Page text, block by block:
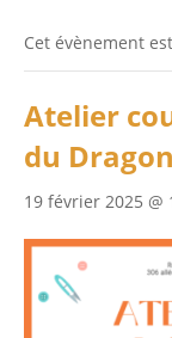
Cet évènement
Atelier
du
19 février 2025 @